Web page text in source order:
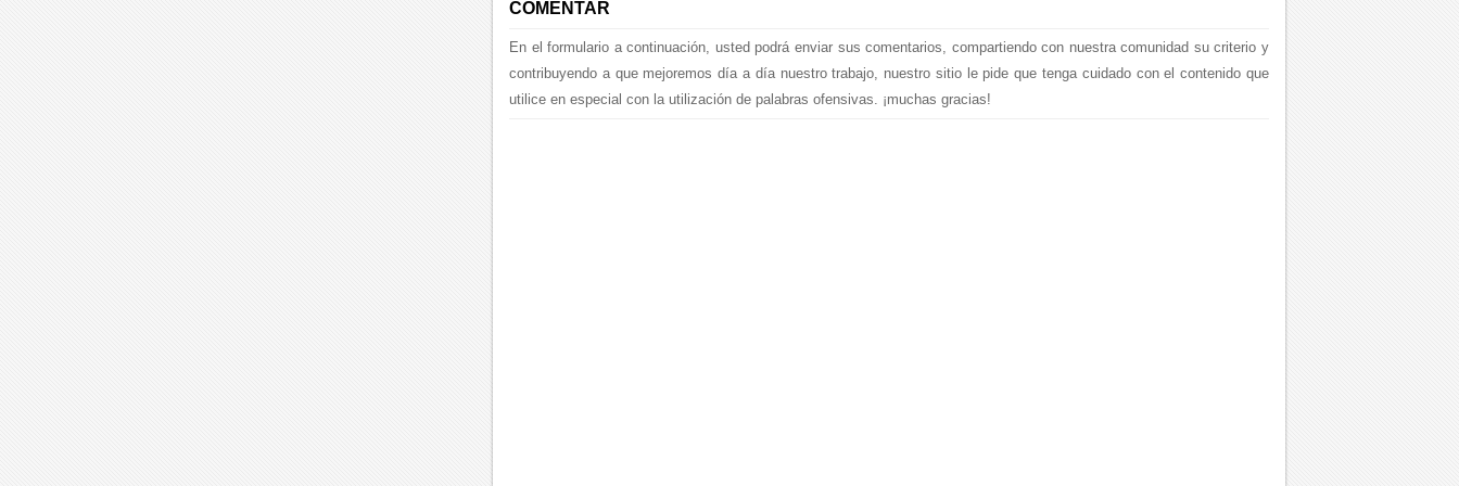
COMENTAR
En el formulario a continuación, usted podrá enviar sus comentarios, compartiendo con nuestra comunidad su criterio y
contribuyendo a que mejoremos día a día nuestro trabajo, nuestro sitio le pide que tenga cuidado con el contenido que
utilice en especial con la utilización de palabras ofensivas. ¡muchas gracias!